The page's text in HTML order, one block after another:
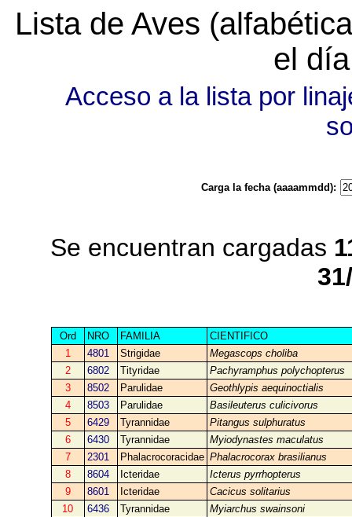
Lista de Aves
el
Acceso a la lista por
Carga la fecha (aaaammdd):
Se encuentran cargadas
Ord NRO FAMILIA
CIENTIFICO
1
4801 Strigidae
Megascops choliba
2
6802 Tityridae
Pachyramphus polychopterus
3
8502 Parulidae
Geothlypis aequinoctialis
4
8503 Parulidae
Basileuterus culicivorus
5
6429 Tyrannidae
Pitangus sulphuratus
6
6430 Tyrannidae
Myiodynastes maculatus
7
2301 Phalacrocoracidae Phalacrocorax brasilianus
8
8604 Icteridae
Icterus pyrrhopterus
9
8601 Icteridae
Cacicus solitarius
10
6436 Tyrannidae
Myiarchus swainsoni